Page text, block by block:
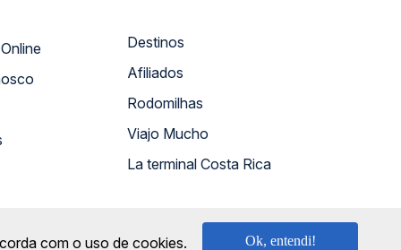
Atendimento Online
Destinos
Afiliados
Rodomilhas
Viajo Mucho
La terminal Costa Rica
com o uso de cookies. Ok, entendi!